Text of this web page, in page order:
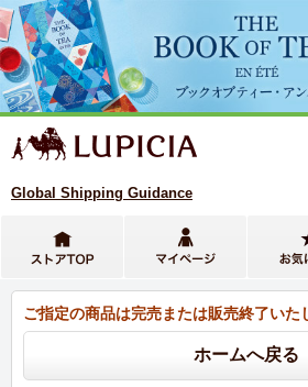
Global Shipping Guidance
ご指定の商品は完売または販売終了いた